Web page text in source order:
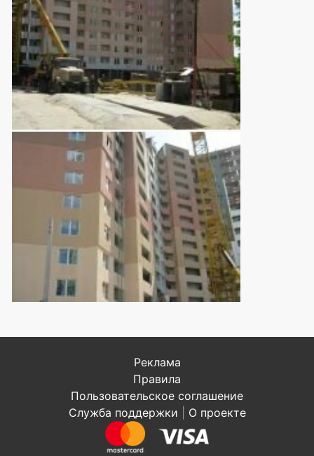
Реклама
Правила
Пользовательское соглашение
Служба поддержки
О проекте